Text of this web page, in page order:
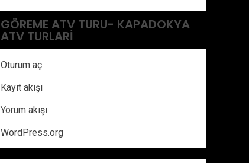
GÖREME ATV TURU- KAPADOKYA
ATV TURLARI
Oturum aç
Kayıt akışı
Yorum akışı
WordPress.org